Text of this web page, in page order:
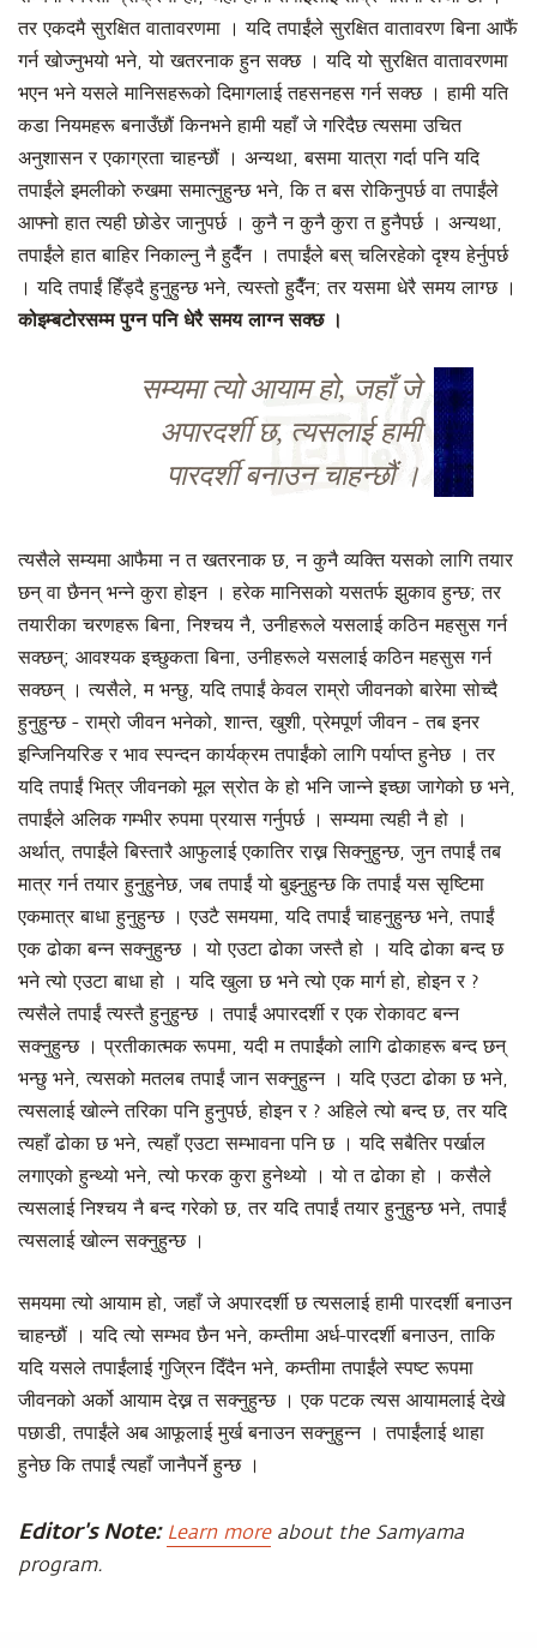
तर एकदमै सुरक्षित वातावरणमा । यदि तपाईंले सुरक्षित वातावरण बिना आफैं
गर्न खोज्नुभयो भने, यो खतरनाक हुन सक्छ । यदि यो सुरक्षित वातावरणमा
भएन भने यसले मानिसहरूको दिमागलाई तहसनहस गर्न सक्छ ।हामी यति
कडा नियमहरू बनाउँछौं किनभने हामी यहाँ जे गरिदैछ त्यसमा उचित
अनुशासन र एकाग्रता चाहन्छौं । अन्यथा, बसमा यात्रा गर्दा पनि यदि
तपाईंले इमलीको रुखमा समात्नुहुन्छ भने, कि त बस रोकिनुपर्छ वा तपाईंले
आफ्नो हात त्यही छोडेर जानुपर्छ । कुनै न कुनै कुरा त हुनैपर्छ । अन्यथा,
तपाईंले हात बाहिर निकाल्नु नै हुदैँन । तपाईंले बस् चलिरहेको दृश्य हेर्नुपर्छ
। यदि तपाईं हिँड्दै हुनुहुन्छ भने, त्यस्तो हुदैँन; तर यसमा धेरै समय लाग्छ ।
कोइम्बटोरसम्म पुग्न पनि धेरै समय लाग्न सक्छ ।
सम्यमा त्यो आयाम हो, जहाँ जे
अपारदर्शी छ, त्यसलाई हामी
पारदर्शी बनाउन चाहन्छौं ।
त्यसैले सम्यमा आफैमा न त खतरनाक छ, न कुनै व्यक्ति यसको लागि तयार
छन् वा छैनन् भन्ने कुरा होइन । हरेक मानिसको यसतर्फ झुकाव हुन्छ; तर
तयारीका चरणहरू बिना, निश्चय नै, उनीहरूले यसलाई कठिन महसुस गर्न
सक्छन्; आवश्यक इच्छुकता बिना, उनीहरूले यसलाई कठिन महसुस गर्न
सक्छन् । त्यसैले, म भन्छु, यदि तपाईं केवल राम्रो जीवनको बारेमा सोच्दै
हुनुहुन्छ - राम्रो जीवन भनेको, शान्त, खुशी, प्रेमपूर्ण जीवन - तब इनर
इन्जिनियरिङ र भाव स्पन्दन कार्यक्रम तपाईंको लागि पर्याप्त हुनेछ । तर
यदि तपाईं भित्र जीवनको मूल स्रोत के हो भनि जान्ने इच्छा जागेको छ भने,
तपाईंले अलिक गम्भीर रुपमा प्रयास गर्नुपर्छ । सम्यमा त्यही नै हो ।
अर्थात्, तपाईंले बिस्तारै आफुलाई एकातिर राख्न सिक्नुहुन्छ, जुन तपाईं तब
मात्र गर्न तयार हुनुहुनेछ, जब तपाईं यो बुझ्नुहुन्छ कि तपाईं यस सृष्टिमा
एकमात्र बाधा हुनुहुन्छ । एउटै समयमा, यदि तपाईं चाहनुहुन्छ भने, तपाईं
एक ढोका बन्न सक्नुहुन्छ । यो एउटा ढोका जस्तै हो । यदि ढोका बन्द छ
भने त्यो एउटा बाधा हो । यदि खुला छ भने त्यो एक मार्ग हो, होइन र ?
त्यसैले तपाईं त्यस्तै हुनुहुन्छ । तपाईं अपारदर्शी र एक रोकावट बन्न
सक्नुहुन्छ । प्रतीकात्मक रूपमा, यदी म तपाईंको लागि ढोकाहरू बन्द छन्
भन्छु भने, त्यसको मतलब तपाईं जान सक्नुहुन्न । यदि एउटा ढोका छ भने,
त्यसलाई खोल्ने तरिका पनि हुनुपर्छ, होइन र ? अहिले त्यो बन्द छ, तर यदि
त्यहाँ ढोका छ भने, त्यहाँ एउटा सम्भावना पनि छ । यदि सबैतिर पर्खाल
लगाएको हुन्थ्यो भने, त्यो फरक कुरा हुनेथ्यो । यो त ढोका हो । कसैले
त्यसलाई निश्चय नै बन्द गरेको छ, तर यदि तपाईं तयार हुनुहुन्छ भने, तपाईं
त्यसलाई खोल्न सक्नुहुन्छ ।
समयमा त्यो आयाम हो, जहाँ जे अपारदर्शी छ त्यसलाई हामी पारदर्शी बनाउन
चाहन्छौं । यदि त्यो सम्भव छैन भने, कम्तीमा अर्ध-पारदर्शी बनाउन, ताकि
यदि यसले तपाईंलाई गुज्रिन दिँदैन भने, कम्तीमा तपाईंले स्पष्ट रूपमा
जीवनको अर्को आयाम देख्न त सक्नुहुन्छ । एक पटक त्यस आयामलाई देखे
पछाडी, तपाईंले अब आफूलाई मुर्ख बनाउन सक्नुहुन्न । तपाईंलाई थाहा
हुनेछ कि तपाईं त्यहाँ जानैपर्ने हुन्छ ।
Editor's Note: Learn moreabout the Samyama
program.